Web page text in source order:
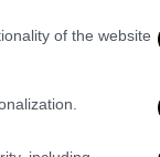
of the website
(2016-